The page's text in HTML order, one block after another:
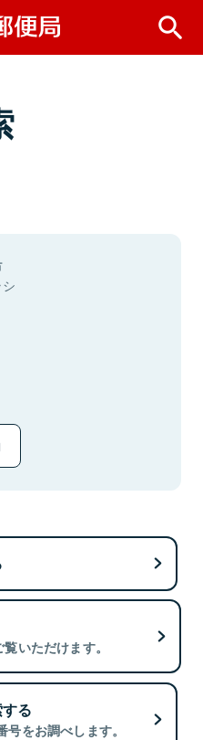
いただけます。
る
をお調べします。